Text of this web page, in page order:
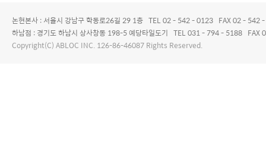
논현본사 : 서울시 강남구 학동로26길 29 1층 TEL 02 - 542 - 0123 FAX 02 - 542
하남점 : 경기도 하남시 상사창동 198-5 예당타일도기 TEL 031 - 794 - 5188 FAX
Copyright(C) ABLOC INC. 126-86-46087 Rights Reserved.